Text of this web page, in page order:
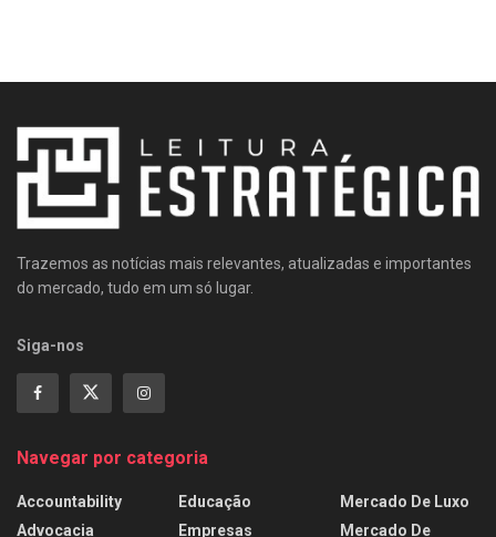
Trazemos as notícias mais relevantes, atualizadas e importantes
do mercado, tudo em um só lugar.
Siga-nos
Navegar por categoria
Accountability
Advocacia
Educação
Empresas
Mercado De Luxo
Mercado De